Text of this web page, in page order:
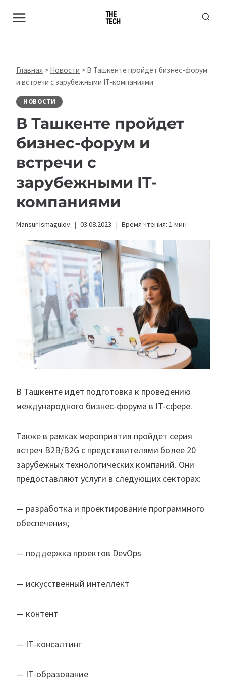
Главная > Новости > В Ташкенте пройдет бизнес-форум
и встречи с зарубежными IT-компаниями
НОВОСТИ
В Ташкенте пройдет
бизнес-форум и
встречи с
зарубежными IT-
компаниями
Mansur Ismagulov 03.08.2023 Время чтения: 1 мин
В Ташкенте идет подготовка к проведению
международного бизнес-форума в IT-сфере.
Также в рамках мероприятия пройдет серия
встреч B2B/B2G с представителями более 20
зарубежных технологических компаний. Они
предоставляют услуги в следующих секторах:
— разработка и проектирование программного
обеспечения;
— поддержка проектов DevOps
— искусственный интеллект
— контент
— IT-консалтинг
— IT-образование